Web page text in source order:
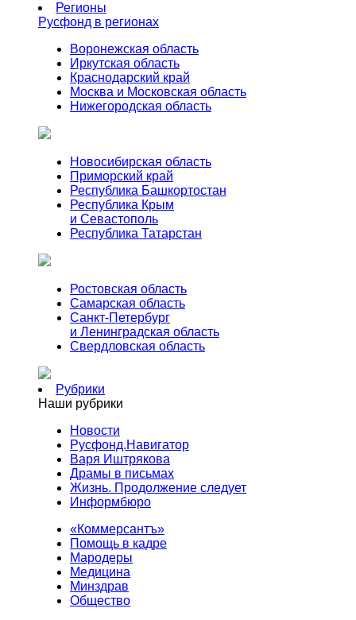
Регионы
Русфонд в регионах
Воронежская область
Иркутская область
Краснодарский край
Москва и Московская область
Нижегородская область
Новосибирская область
Приморский край
Республика Башкортостан
Республика Крым
и Севастополь
Республика Татарстан
Ростовская область
Самарская область
Санкт-Петербург
и Ленинградская область
Свердловская область
Рубрики
Наши рубрики
Новости
Русфонд.Навигатор
Варя Иштрякова
Драмы в письмах
Жизнь. Продолжение следует
Информбюро
«Коммерсантъ»
Помощь в кадре
Мародеры
Медицина
Минздрав
Общество